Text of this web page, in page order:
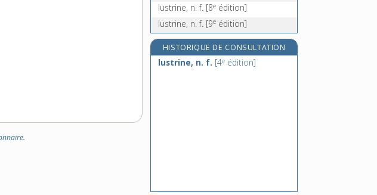
lustrine, n. f. [8e édition]
lustrine, n. f. [9e édition]
HISTORIQUE DE CONSULTATION
lustrine, n. f. [4e édition]